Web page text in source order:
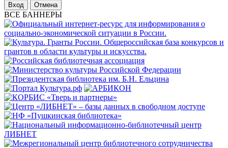
Отмена
ВСЕ БАННЕРЫ